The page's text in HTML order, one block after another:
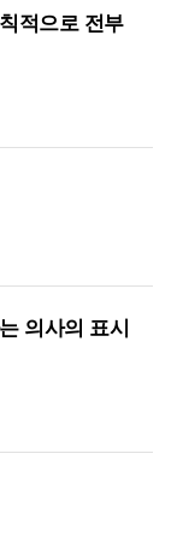
적으로 전부
의사의 표시